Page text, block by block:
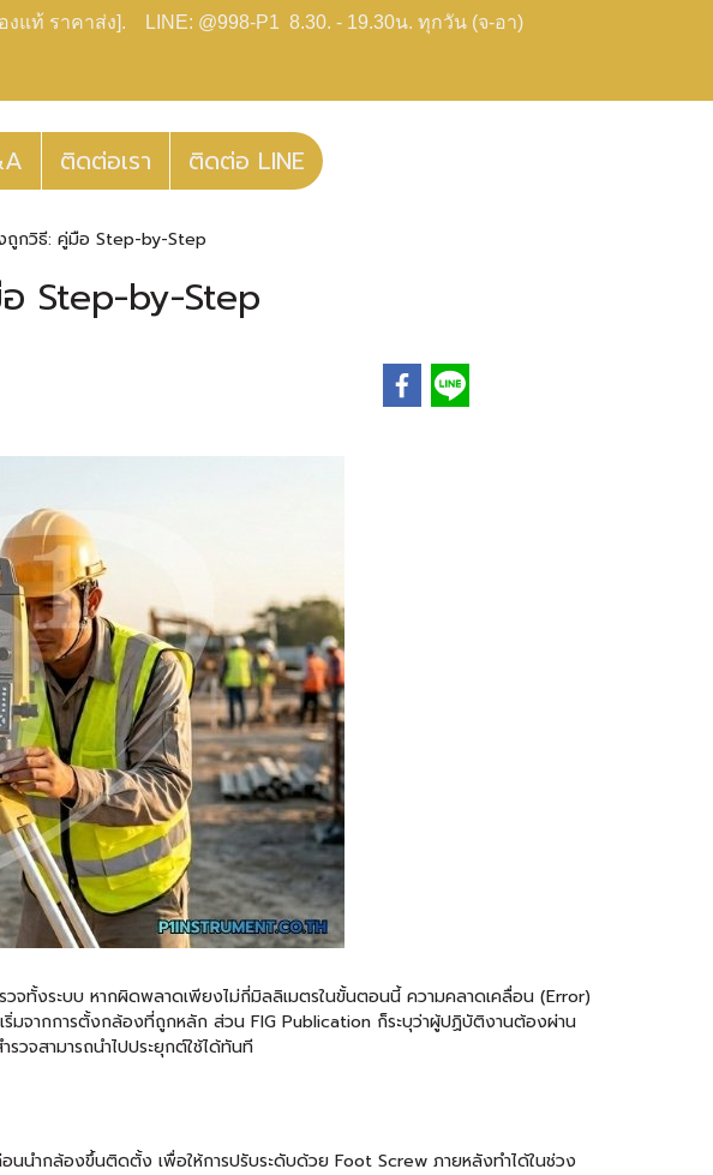
แท้ ราคาส่ง]. LINE: @998-P1 8.30. - 19.30น. ทุกวัน (จ-อา)
ติดต่อเรา ติดต่อ LINE
กวิธี: คู่มือ Step-by-Step
Step-by-Step
งระบบ หากผิดพลาดเพียงไม่กี่มิลลิเมตรในขั้นตอนนี้ ความคลาดเคลื่อน (Error)
ริ่มจากการตั้งกล้องที่ถูกหลัก ส่วน FIG Publication ก็ระบุว่าผู้ปฏิบัติงานต้องผ่าน
จสามารถนำไปประยุกต์ใช้ได้ทันที
นำกล้องขึ้นติดตั้ง เพื่อให้การปรับระดับด้วย Foot Screw ภายหลังทำได้ในช่วง